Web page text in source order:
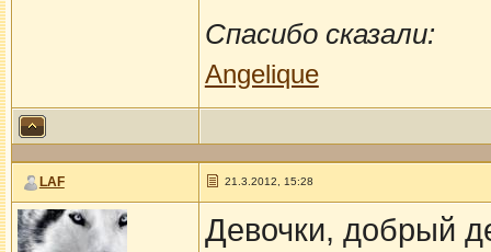
Спасибо сказали:
Angelique
LAF 21.3.2012, 15:28
Девочки, добрый